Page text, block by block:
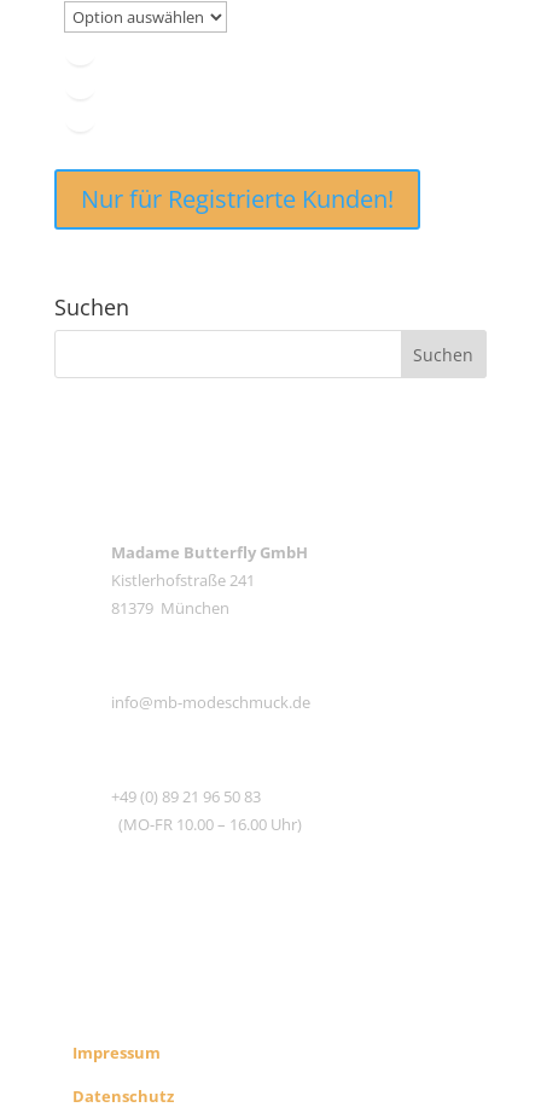
Nur für Registrierte Kunden!
Suchen
Madame Butterfly GmbH
Kistlerhofstraße 241
81379 München
info@mb-modeschmuck.de
+49 (0) 89 21 96 50 83
(MO-FR 10.00 – 16.00 Uhr)
Impressum
Datenschutz